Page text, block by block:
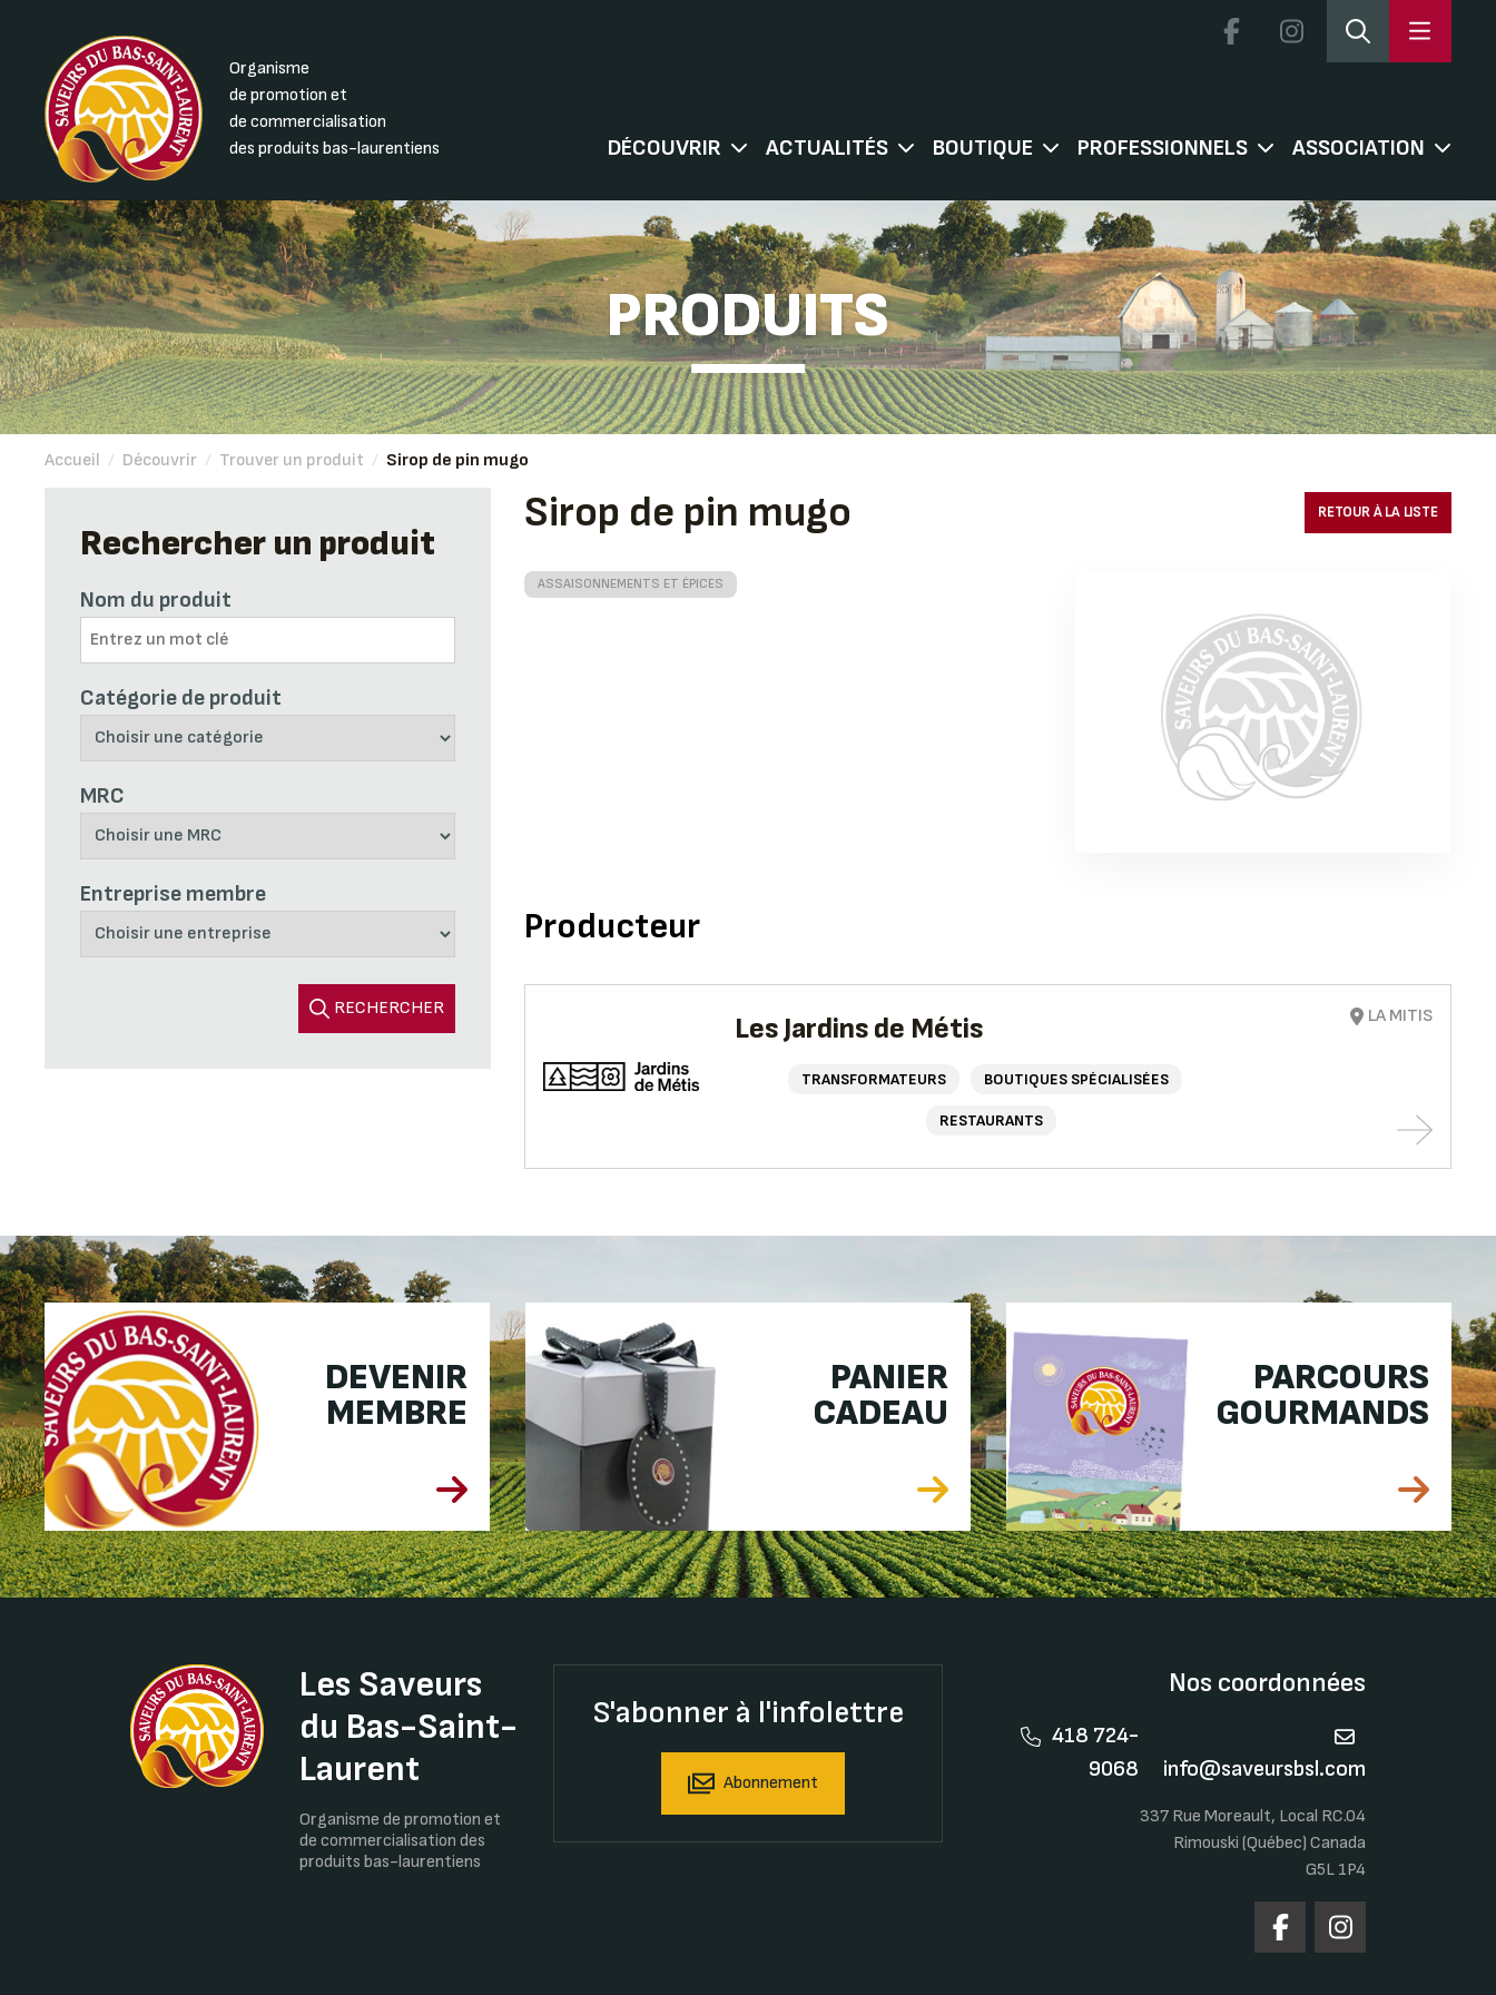
Organisme
de promotion et
de commercialisation
des produits bas-laurentiens
DÉCOUVRIR ACTUALITÉS BOUTIQUE PROFESSIONNELS ASSOCIATION
PRODUITS
Accueil / Découvrir / Trouver un produit / Sirop de pin mugo
Rechercher un produit
Nom du produit
Catégorie de produit
MRC
Entreprise membre
RECHERCHER
Sirop de pin mugo RETOUR À LA LISTE
ASSAISONNEMENTS ET ÉPICES
Producteur
Les Jardins de Métis
TRANSFORMATEURS BOUTIQUES SPÉCIALISÉES
RESTAURANTS
LA MITIS
DEVENIR
MEMBRE
PANIER
CADEAU
PARCOURS
GOURMANDS
Les Saveurs
du Bas-Saint-
Laurent
Organisme de promotion et
de commercialisation des
produits bas-laurentiens
S'abonner à l'infolettre
Abonnement
Nos coordonnées
418 724-
9068
info@saveursbsl.com
337 Rue Moreault, Local RC.04
Rimouski (Québec) Canada
G5L 1P4